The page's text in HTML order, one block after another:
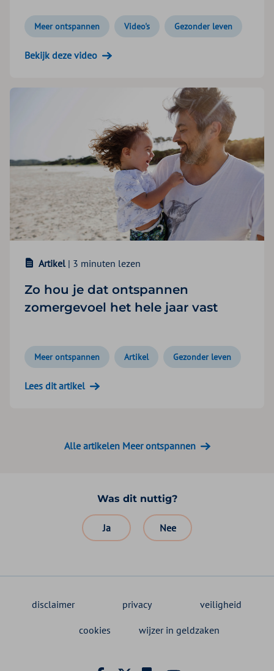
Meer ontspannen Video's Gezonder leven
Bekijk deze video
Artikel | 3 minuten lezen
Zo hou je dat ontspannen
zomergevoel het hele jaar vast
Meer ontspannen Artikel Gezonder leven
Lees dit artikel
Alle artikelen Meer ontspannen
Was dit nuttig?
Ja Nee
disclaimer privacy veiligheid
cookies wijzer in geldzaken